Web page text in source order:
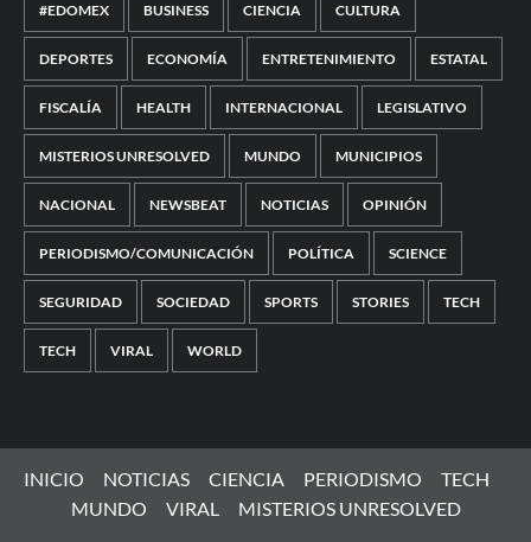
#EDOMEX BUSINESS CIENCIA CULTURA
DEPORTES ECONOMÍA ENTRETENIMIENTO ESTATAL
FISCALÍA HEALTH INTERNACIONAL LEGISLATIVO
MISTERIOS UNRESOLVED MUNDO MUNICIPIOS
NACIONAL NEWSBEAT NOTICIAS OPINIÓN
PERIODISMO/COMUNICACIÓN POLÍTICA SCIENCE
SEGURIDAD SOCIEDAD SPORTS STORIES TECH
TECH VIRAL WORLD
INICIO NOTICIAS CIENCIA PERIODISMO
TECH
MUNDO
VIRAL MISTERIOS UNRESOLVED